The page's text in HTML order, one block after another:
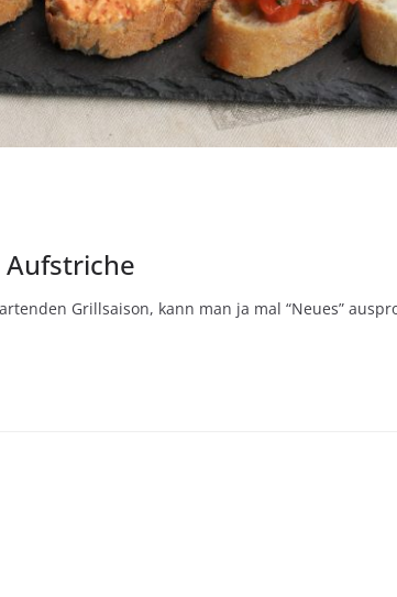
Aufstriche
Grillsaison, kann man ja mal “Neues”